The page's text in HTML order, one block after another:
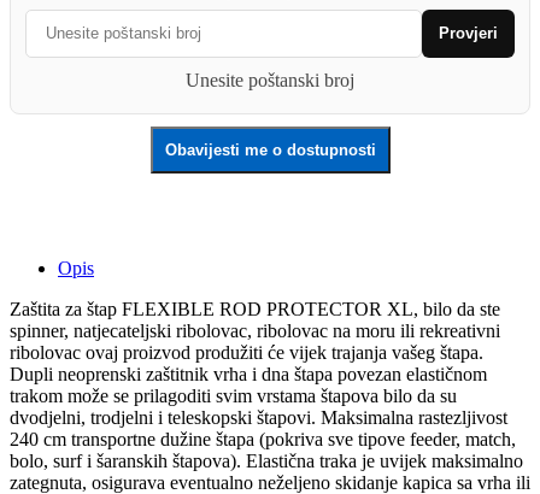
quantity
Provjeri
Unesite poštanski broj
Obavijesti me o dostupnosti
Opis
Zaštita za štap FLEXIBLE ROD PROTECTOR XL, bilo da ste
spinner, natjecateljski ribolovac, ribolovac na moru ili rekreativni
ribolovac ovaj proizvod produžiti će vijek trajanja vašeg štapa.
Dupli neoprenski zaštitnik vrha i dna štapa povezan elastičnom
trakom može se prilagoditi svim vrstama štapova bilo da su
dvodjelni, trodjelni i teleskopski štapovi. Maksimalna rastezljivost
240 cm transportne dužine štapa (pokriva sve tipove feeder, match,
bolo, surf i šaranskih štapova). Elastična traka je uvijek maksimalno
zategnuta, osigurava eventualno neželjeno skidanje kapica sa vrha ili